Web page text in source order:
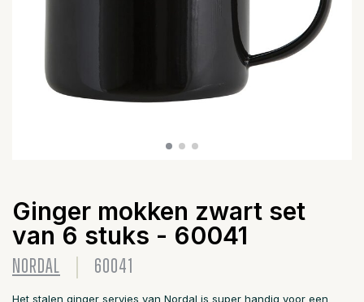
Ginger mokken zwart set
van 6 stuks - 60041
NORDAL 60041
Het stalen ginger servies van Nordal is super handig voor een